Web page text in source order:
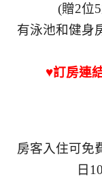
(贈2位
有泳池和健身
♥訂房連
房客入住可免
日